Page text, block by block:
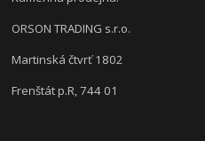
ORSON TRADING s.r.o.
Martinská čtvrť 1802
Frenštát p.R, 744 01